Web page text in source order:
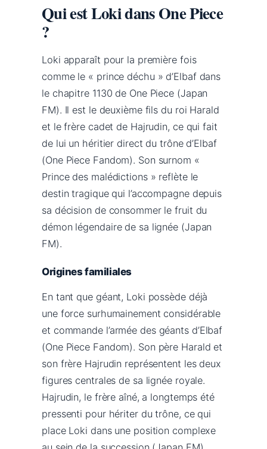
Qui est Loki dans One Piece
?
Loki apparaît pour la première fois
comme le « prince déchu » d’Elbaf dans
le chapitre 1130 de One Piece (Japan
FM). Il est le deuxième fils du roi Harald
et le frère cadet de Hajrudin, ce qui fait
de lui un héritier direct du trône d’Elbaf
(One Piece Fandom). Son surnom «
Prince des malédictions » reflète le
destin tragique qui l’accompagne depuis
sa décision de consommer le fruit du
démon légendaire de sa lignée (Japan
FM).
Origines familiales
En tant que géant, Loki possède déjà
une force surhumainement considérable
et commande l’armée des géants d’Elbaf
(One Piece Fandom). Son père Harald et
son frère Hajrudin représentent les deux
figures centrales de sa lignée royale.
Hajrudin, le frère aîné, a longtemps été
pressenti pour hériter du trône, ce qui
place Loki dans une position complexe